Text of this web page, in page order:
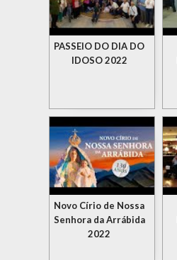
PASSEIO DO DIA DO
IDOSO 2022
Novo Círio de Nossa
Senhora da Arrábida
2022